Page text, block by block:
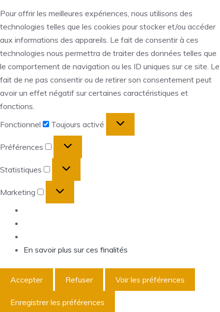
Pour offrir les meilleures expériences, nous utilisons des
technologies telles que les cookies pour stocker et/ou accéder
aux informations des appareils. Le fait de consentir à ces
technologies nous permettra de traiter des données telles que
le comportement de navigation ou les ID uniques sur ce site. Le
fait de ne pas consentir ou de retirer son consentement peut
avoir un effet négatif sur certaines caractéristiques et
fonctions.
Fonctionnel
Toujours activé
Préférences
Préférences
Statistiques
Statistiques
Marketing
Marketing
En savoir plus sur ces finalités
Accepter Refuser Voir les préférences
Enregistrer les préférences